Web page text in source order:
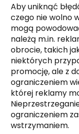
Aby uniknąć
czego nie wolno
mogą
należą m.in.
obrocie, takich
niektórych
promocję, ale z
ograniczeniem
której reklamy
ograniczeniem
wstrzymaniem.